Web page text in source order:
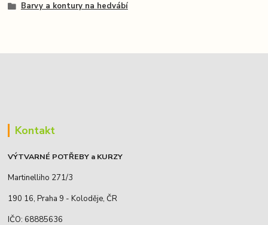
Barvy a kontury na hedvábí
Kontakt
VÝTVARNÉ POTŘEBY a KURZY
Martinelliho 271/3
190 16, Praha 9 - Koloděje, ČR
IČO: 68885636